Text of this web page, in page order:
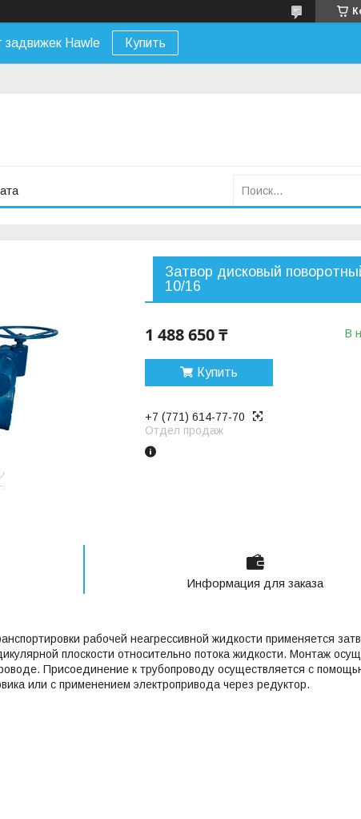
задвижек Hawle Купить
Затвор дисковый
10/16
1 488 650 ₸ В
Купить
+7 (771) 614-77-70
Отдел продаж
Информация для заказа
рабочей неагрессивной жидкости применяется
плоскости относительно потока жидкости. Монтаж
Присоединение к трубопроводу осуществляется с
или с применением электропривода через редуктор.